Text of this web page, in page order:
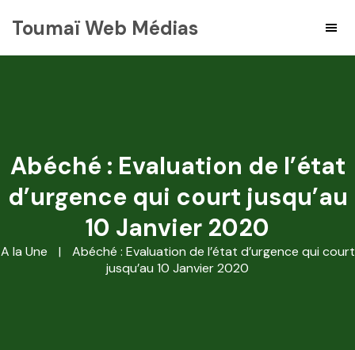
Toumaï Web Médias
Abéché : Evaluation de l’état
d’urgence qui court jusqu’au
10 Janvier 2020
A la Une |
Abéché : Evaluation de l’état d’urgence qui court
jusqu’au 10 Janvier 2020